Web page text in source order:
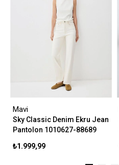
Mavi
Sky Classic Denim Ekru Jean
Pantolon 1010627-88689
₺1.999,99